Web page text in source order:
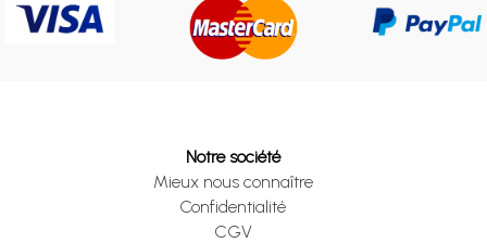
Notre société
Mieux nous connaître
Confidentialité
CGV